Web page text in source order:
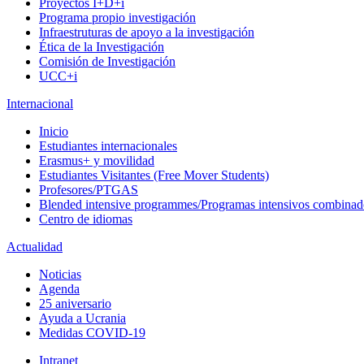
Proyectos I+D+i
Programa propio investigación
Infraestruturas de apoyo a la investigación
Ética de la Investigación
Comisión de Investigación
UCC+i
Internacional
Inicio
Estudiantes internacionales
Erasmus+ y movilidad
Estudiantes Visitantes (Free Mover Students)
Profesores/PTGAS
Blended intensive programmes/Programas intensivos
Centro de idiomas
Actualidad
Noticias
Agenda
25 aniversario
Ayuda a Ucrania
Medidas COVID-19
Intranet